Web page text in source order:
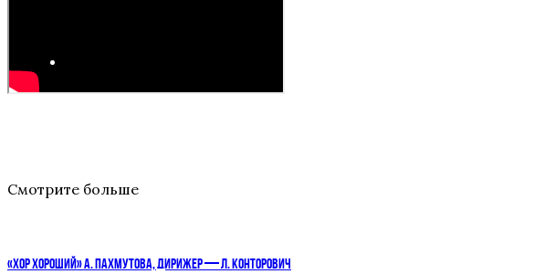
Смотрите больше
«ХОР ХОРОШИЙ» А. ПАХМУТОВА, ДИРИЖЕР — Л. КОНТОРОВИЧ